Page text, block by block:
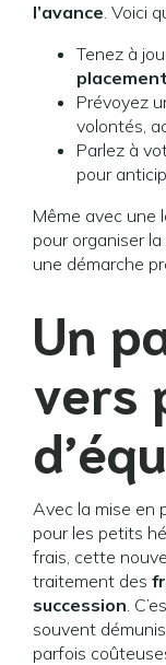
l’avance. Voici
Tenez à
Prévoyez
volontés,
Parlez à
pour
Même avec une
pour organiser
une démarche
Un
vers
Avec la mise en
pour les petits
frais, cette
traitement des
succession.
souvent
parfois